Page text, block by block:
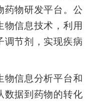
药物研发平台。公
物信息技术，利用
调节剂，实现疾病
物信息分析平台和
数据到药物的转化